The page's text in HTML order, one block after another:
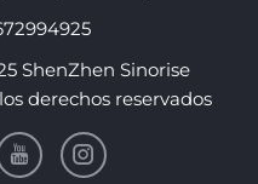
ShenZhen Sinorise
derechos reservados